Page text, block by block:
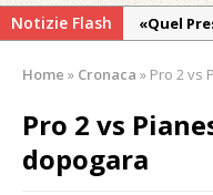
Notizie Flash
«Quel
Home » Cronaca » Pro 2 vs
Pro 2 vs
dopogara